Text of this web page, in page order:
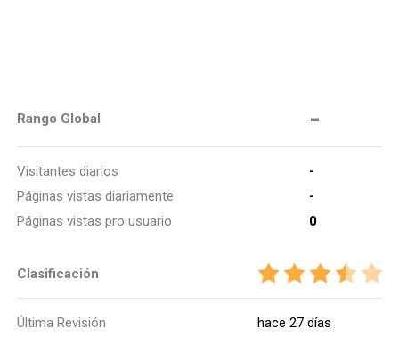
Rango Global -
Visitantes diarios
-
Páginas vistas diariamente
-
Páginas vistas pro usuario
0
Clasificación
Última Revisión hace 27 días